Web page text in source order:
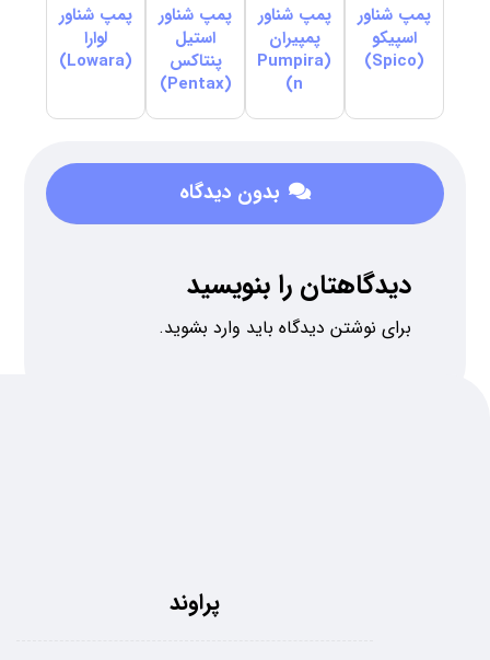
پمپ شناور
اسپیکو
(Spico)
پمپ شناور
پمپیران
(Pumpira
n)
پمپ شناور
استیل
پنتاکس
(Pentax)
پمپ شناور
لوارا
(Lowara)
بدون دیدگاه
دیدگاهتان را بنویسید
برای نوشتن دیدگاه باید وارد بشوید.
پراوند